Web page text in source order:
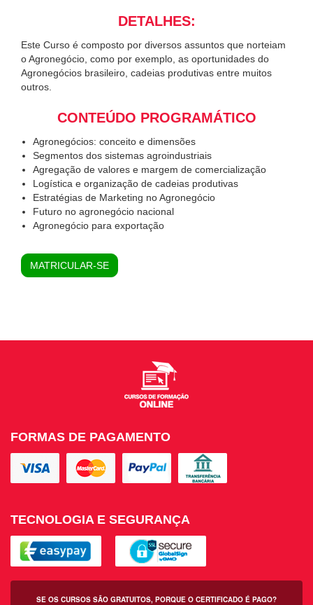
DETALHES:
Este Curso é composto por diversos assuntos que norteiam
o Agronegócio, como por exemplo, as oportunidades do
Agronegócios brasileiro, cadeias produtivas entre muitos
outros.
CONTEÚDO PROGRAMÁTICO
Agronegócios: conceito e dimensões
Segmentos dos sistemas agroindustriais
Agregação de valores e margem de comercialização
Logística e organização de cadeias produtivas
Estratégias de Marketing no Agronegócio
Futuro no agronegócio nacional
Agronegócio para exportação
MATRICULAR-SE
FORMAS DE PAGAMENTO
TECNOLOGIA E SEGURANÇA
SE OS CURSOS SÃO GRATUITOS, PORQUE O CERTIFICADO É PAGO?